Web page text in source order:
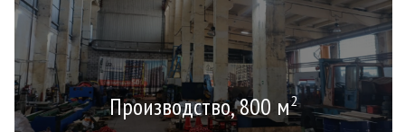
Производство, 800 м2